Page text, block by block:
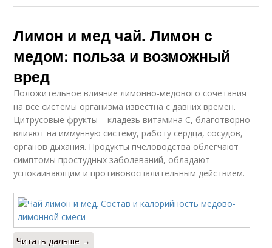
Лимон и мед чай. Лимон с
медом: польза и возможный
вред
Положительное влияние лимонно-медового сочетания
на все системы организма известна с давних времен.
Цитрусовые фрукты – кладезь витамина C, благотворно
влияют на иммунную систему, работу сердца, сосудов,
органов дыхания. Продукты пчеловодства облегчают
симптомы простудных заболеваний, обладают
успокаивающим и противовоспалительным действием.
Читать дальше →